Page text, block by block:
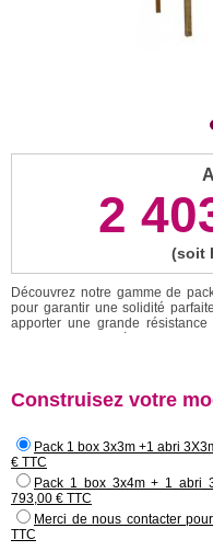
2
(soit
Découvrez notre gamme de
pour garantir une solidité
apporter une grande
autoclave. Boxes à toiture en
boxes sont simples et rapides à
permettant de constituer les
mécanique. (verrou de porte
Vous avez la possibilité
supplémentaires dans la
Construisez votre
Pack 1 box 3x3m +1 abri
€ TTC
Pack 1 box 3x4m + 1 abri
793,00 € TTC
Merci de nous contacter
TTC